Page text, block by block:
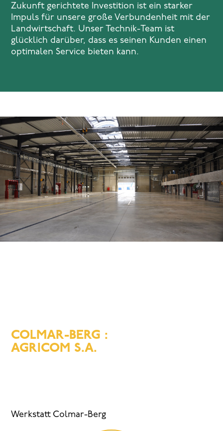
Zukunft gerichtete Investition ist ein starker
Impuls für unsere große Verbundenheit mit der
Landwirtschaft. Unser Technik-Team ist
glücklich darüber, dass es seinen Kunden einen
optimalen Service bieten kann.
COLMAR-BERG :
AGRICOM S.A.
Werkstatt Colmar-Berg